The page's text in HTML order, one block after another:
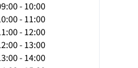
- 10:00
- 11:00
- 12:00
- 13:00
- 14:00